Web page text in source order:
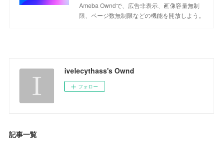
Ameba Owndで、広告非表示、画像容量無制
限、ページ数無制限などの機能を開放しよう。
ivelecythass's Ownd
フォロー
記事一覧